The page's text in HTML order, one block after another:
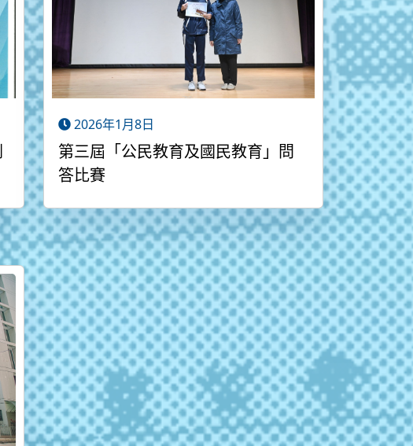
2026年1月8日
第三屆「公民教育及國民教育」問
答比賽